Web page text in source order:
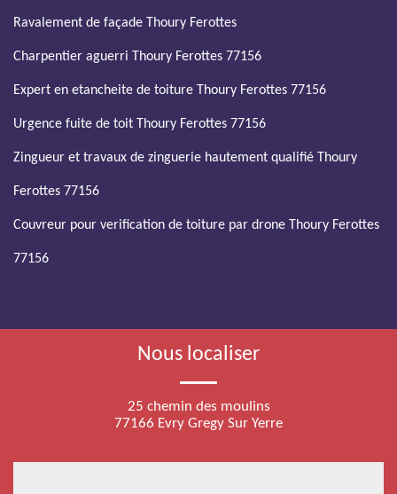
Ravalement de façade Thoury Ferottes
Charpentier aguerri Thoury Ferottes 77156
Expert en etancheite de toiture Thoury Ferottes 77156
Urgence fuite de toit Thoury Ferottes 77156
Zingueur et travaux de zinguerie hautement qualifié Thoury
Ferottes 77156
Couvreur pour verification de toiture par drone Thoury Ferottes
77156
Nous localiser
25 chemin des moulins
77166 Evry Gregy Sur Yerre